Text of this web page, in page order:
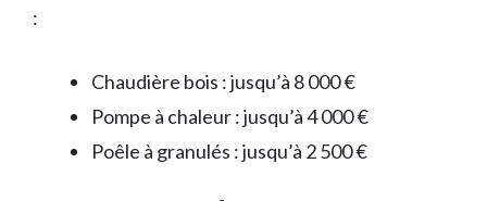
:
Chaudière bois : jusqu’à 8 000 €
Pompe à chaleur : jusqu’à 4 000 €
Poêle à granulés : jusqu’à 2 500 €